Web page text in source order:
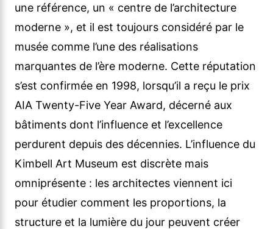
une référence, un « centre de l’architecture
moderne », et il est toujours considéré par le
musée comme l’une des réalisations
marquantes de l’ère moderne. Cette réputation
s’est confirmée en 1998, lorsqu’il a reçu le prix
AIA Twenty-Five Year Award, décerné aux
bâtiments dont l’influence et l’excellence
perdurent depuis des décennies. L’influence du
Kimbell Art Museum est discrète mais
omniprésente : les architectes viennent ici
pour étudier comment les proportions, la
structure et la lumière du jour peuvent créer